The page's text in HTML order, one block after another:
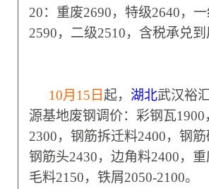
20：重废2690，特级2640，
2590，二级2510，含税承兑到
10月15日 起， 湖北武汉裕
源基地废钢调价：彩钢瓦1900
2300，钢筋拆迁料2400，钢筋
钢筋头2430，边角料2400，重
毛料2150，铁屑2050-2100。